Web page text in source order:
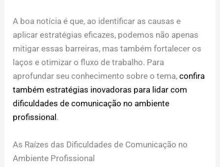
A boa notícia é que, ao identificar as causas e
aplicar estratégias eficazes, podemos não apenas
mitigar essas barreiras, mas também fortalecer os
laços e otimizar o fluxo de trabalho. Para
aprofundar seu conhecimento sobre o tema,confira
também estratégias inovadoras para lidar com
dificuldades de comunicação no ambiente
profissional .
As Raízes das Dificuldades de Comunicação no
Ambiente Profissional